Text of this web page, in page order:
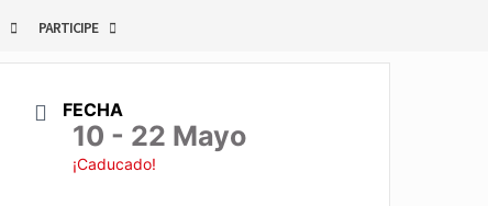
PARTICIPE
FECHA
10 - 22 Mayo
¡Caducado!